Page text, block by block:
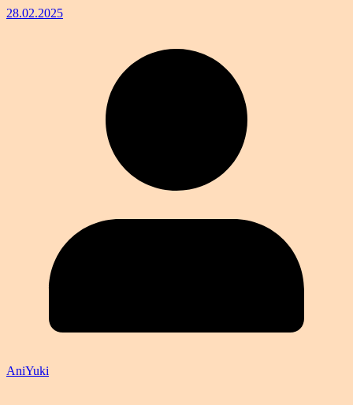
28.02.2025
AniYuki